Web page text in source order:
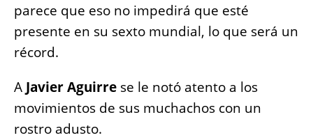
parece que eso no impedirá que esté
presente en su sexto mundial, lo que será un
récord.
A Javier Aguirre se le notó atento a los
movimientos de sus muchachos con un
rostro adusto.